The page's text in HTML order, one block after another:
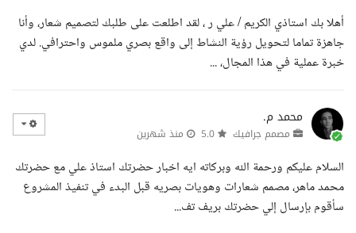
أهلا بك استاذي الكريم / علي ر ، لقد اطلعت على طلبك لتصميم شعار، وأنا
جاهزة تماما لتحويل رؤية النشاط إلى واقع بصري ملموس واحترافي. لدي
خبرة عملية في هذا المجال، ...
محمد م.
مصمم جرافيك منذ شهرين
السلام عليكم ورحمة الله وبركاته ايه اخبار حضرتك استاذ علي مع حضرتك
محمد ماهر، مصمم شعارات وهويات بصريه قبل البدء في تنفيذ المشروع
سأقوم بإرسال إلي حضرتك بريف تف...